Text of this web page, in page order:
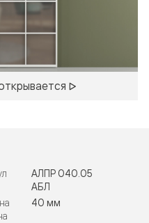
АЛПР 040.05
АБЛ
40 мм